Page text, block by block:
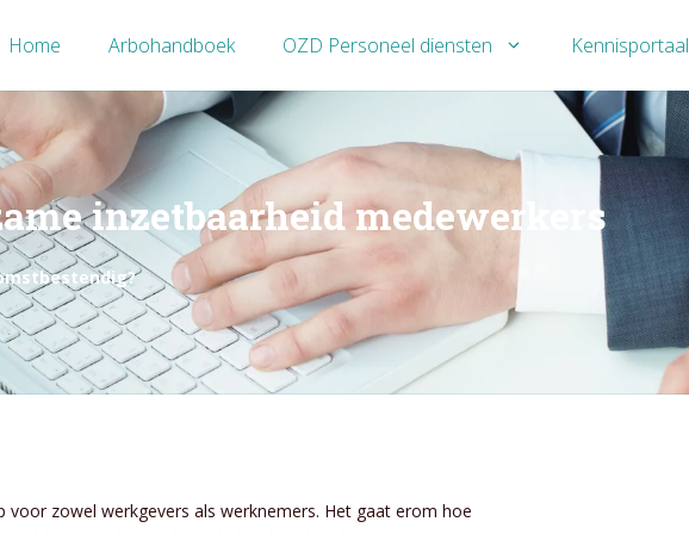
Home Arbohandboek OZD Personeel diensten Kennisportaal
inzetbaarheid medewerkers
voor zowel werkgevers als werknemers. Het gaat erom hoe